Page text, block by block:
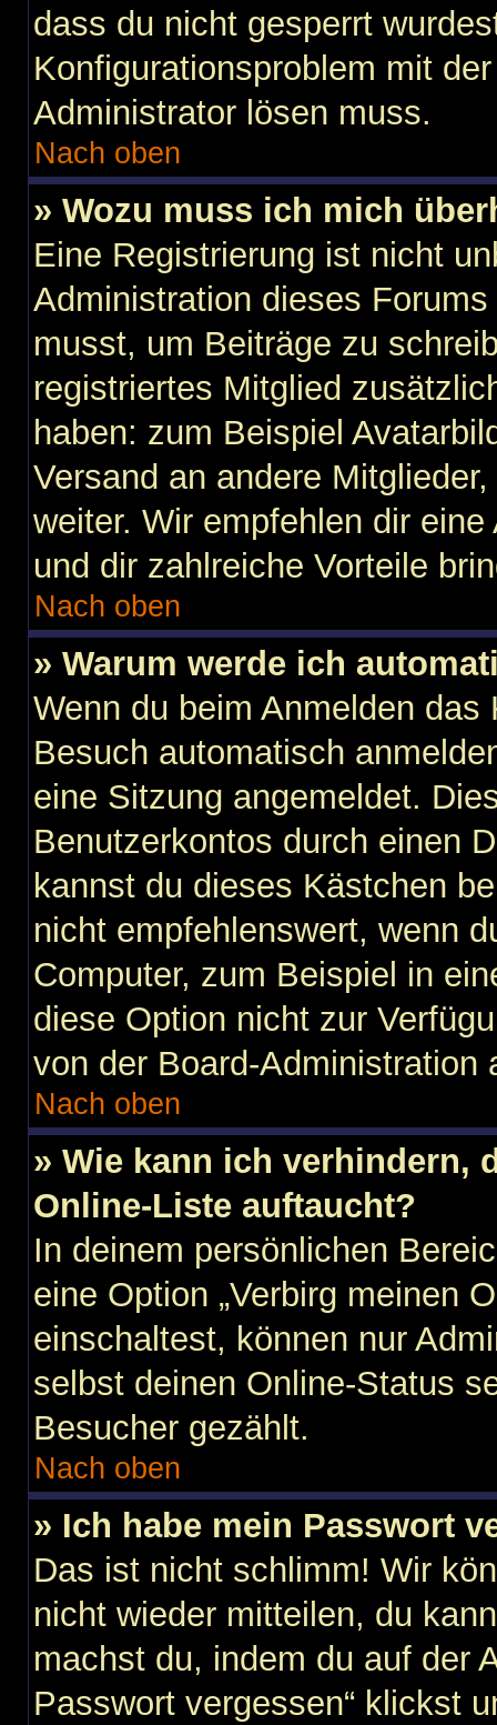
dass du nicht gesperrt
Konfigurationsproblem mit
Administrator lösen muss.
Nach oben
» Wozu muss ich mich
Eine Registrierung ist nicht
Administration dieses
musst, um Beiträge zu
registriertes Mitglied
haben: zum Beispiel
Versand an andere
weiter. Wir empfehlen dir
und dir zahlreiche Vorteile
Nach oben
» Warum werde ich
Wenn du beim Anmelden
Besuch automatisch
eine Sitzung angemeldet.
Benutzerkontos durch einen
kannst du dieses Kästchen
nicht empfehlenswert, wenn
Computer, zum Beispiel in
diese Option nicht zur
von der Board-Administration
Nach oben
» Wie kann ich verhindern,
Online-Liste auftaucht?
In deinem persönlichen
eine Option „Verbirg meinen
einschaltest, können nur
selbst deinen Online-Status
Besucher gezählt.
Nach oben
» Ich habe mein Passwort
Das ist nicht schlimm! Wir
nicht wieder mitteilen, du
machst du, indem du auf der
Passwort vergessen“ klickst